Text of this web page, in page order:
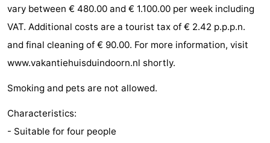
être
villes
Visites
guidées
Sports
Faire
-
vary between € 480.00 and € 1.100.00 per week including
VAT. Additional costs are a tourist tax of € 2.42 p.p.p.n.
and final cleaning of € 90.00. For more information, visit
www.vakantiehuisduindoorn.nl shortly.
Smoking and pets are not allowed.
Characteristics:
- Suitable for four people